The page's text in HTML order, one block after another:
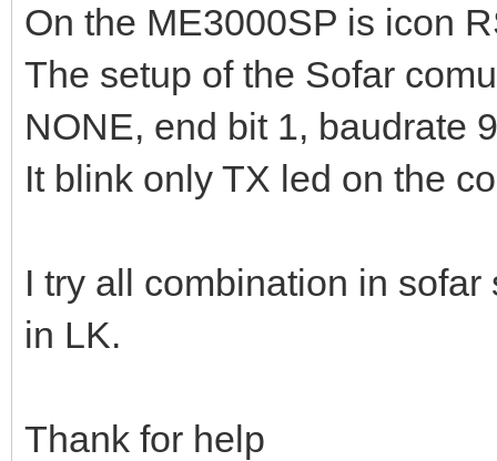
On the ME3000SP is icon
The setup of the Sofar
NONE, end bit 1, baudrate
It blink only TX led on the
I try all combination in
in LK.
Thank for help